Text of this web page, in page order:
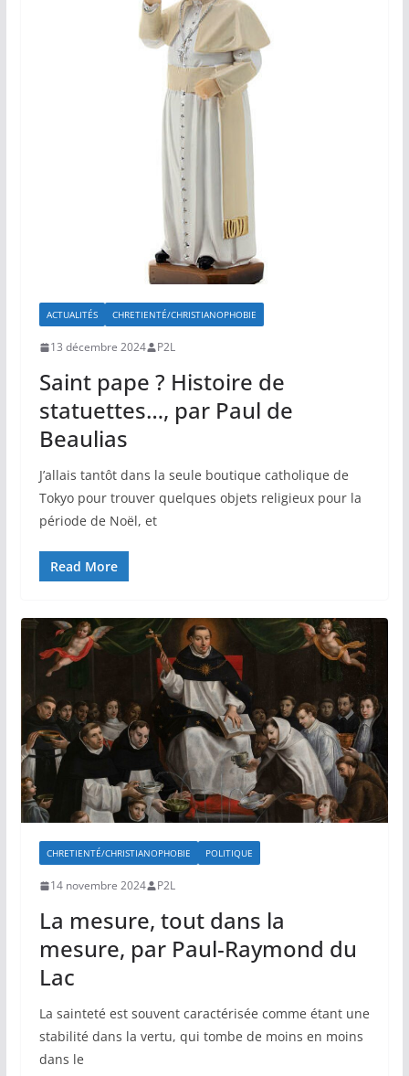
ACTUALITÉS CHRETIENTÉ/CHRISTIANOPHOBIE
13 décembre 2024 P2L
Saint pape ? Histoire de
statuettes…, par Paul de
Beaulias
J’allais tantôt dans la seule boutique catholique de
Tokyo pour trouver quelques objets religieux pour la
période de Noël, et
Read More
CHRETIENTÉ/CHRISTIANOPHOBIE POLITIQUE
14 novembre 2024 P2L
La mesure, tout dans la
mesure, par Paul-Raymond du
Lac
La sainteté est souvent caractérisée comme étant une
stabilité dans la vertu, qui tombe de moins en moins
dans le